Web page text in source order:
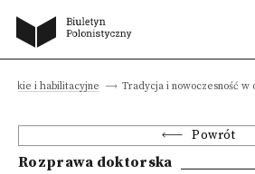
i habilitacyjne Tradycja i nowoczesność w
Powrót
Rozprawa doktorska